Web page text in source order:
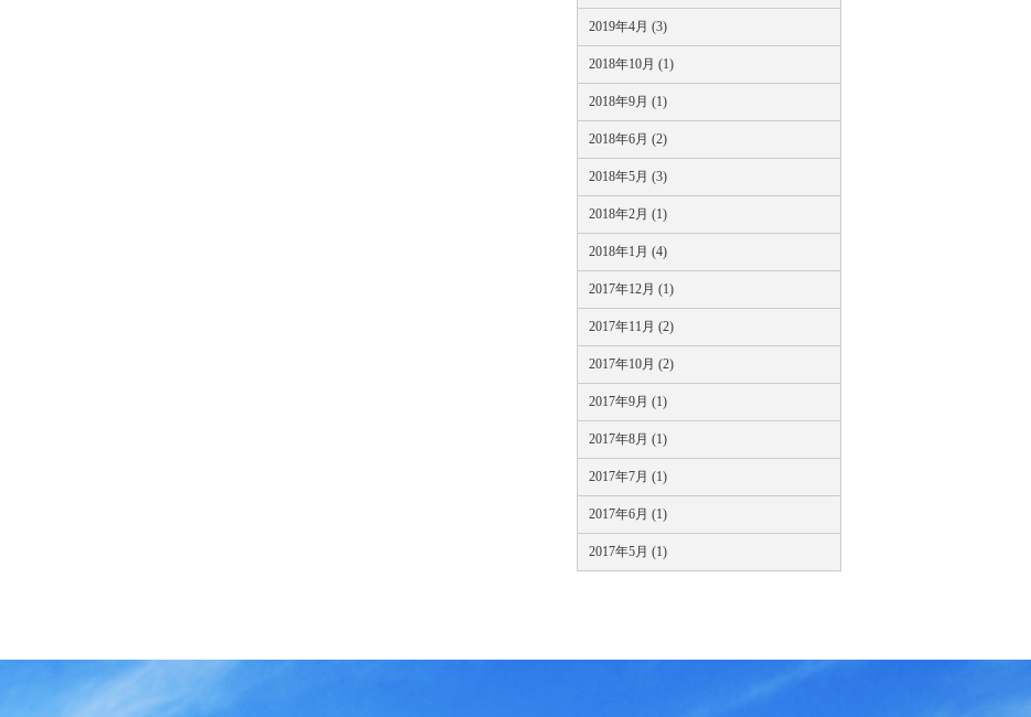
2019年4月 (3)
2018年10月 (1)
2018年9月 (1)
2018年6月 (2)
2018年5月 (3)
2018年2月 (1)
2018年1月 (4)
2017年12月 (1)
2017年11月 (2)
2017年10月 (2)
2017年9月 (1)
2017年8月 (1)
2017年7月 (1)
2017年6月 (1)
2017年5月 (1)